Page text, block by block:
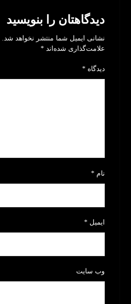
دیدگاهتان را بنویسید
نشانی ایمیل شما منتشر نخواهد شد.
علامت‌گذاری شده‌اند*
دیدگاه*
نام*
ایمیل*
وب‌ سایت